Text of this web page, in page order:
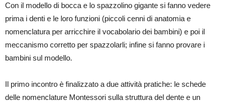
Con il modello di bocca e lo spazzolino gigante si fanno vedere
prima i denti e le loro funzioni (piccoli cenni di anatomia e
nomenclatura per arricchire il vocabolario dei bambini) e poi il
meccanismo corretto per spazzolarli; infine si fanno provare i
bambini sul modello.
Il primo incontro è finalizzato a due attività pratiche: le schede
delle nomenclature Montessori sulla struttura del dente e un